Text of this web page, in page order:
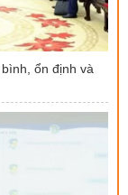
ổn định và